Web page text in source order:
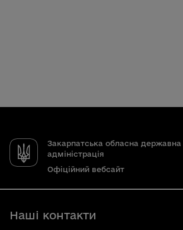
Закарпатська обласна державна
адміністрація
Офіційний вебсайт
Наші контакти